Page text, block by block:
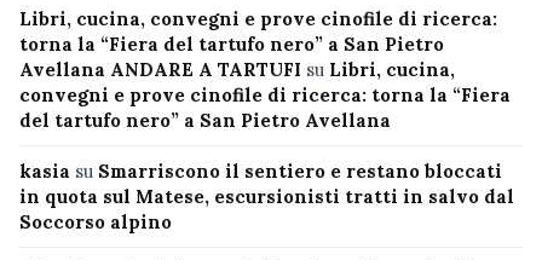
Libri, cucina, convegni e prove cinofile di ricerca:
torna la “Fiera del tartufo nero” a San Pietro
Avellana ANDARE A TARTUFI su Libri, cucina,
convegni e prove cinofile di ricerca: torna la “Fiera
del tartufo nero” a San Pietro Avellana
kasia su Smarriscono il sentiero e restano bloccati
in quota sul Matese, escursionisti tratti in salvo dal
Soccorso alpino